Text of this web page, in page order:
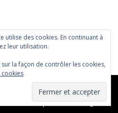
Montois|Mentions légales
utilise des cookies. En continuant à
leur utilisation.
la façon de contrôler les cookies,
cookies